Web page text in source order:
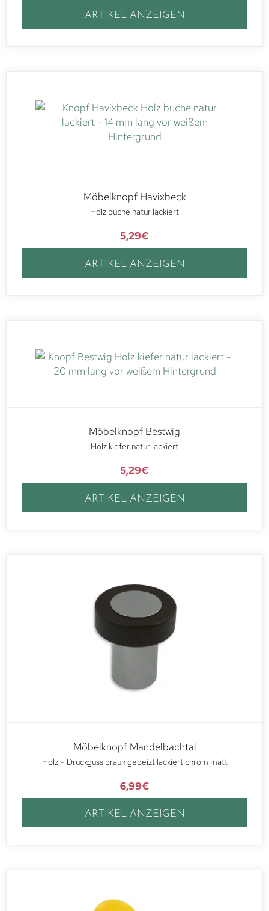
ARTIKEL ANZEIGEN
Möbelknopf Havixbeck
Holz buche natur lackiert
5,29€
ARTIKEL ANZEIGEN
Möbelknopf Bestwig
Holz kiefer natur lackiert
5,29€
ARTIKEL ANZEIGEN
Möbelknopf Mandelbachtal
Holz – Druckguss braun gebeizt lackiert chrom matt
6,99€
ARTIKEL ANZEIGEN